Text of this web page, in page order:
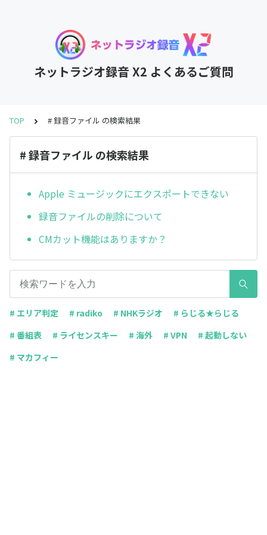
ネットラジオ録音 X2 よくあるご質問
TOP # 録音ファイル の検索結果
# 録音ファイル の検索結果
Apple ミュージックにエクスポートできない
録音ファイルの削除について
CMカット機能はありますか？
# エリア判定 # radiko # NHKラジオ
# らじる★らじる
# 番組表
# ライセンスキー # 海外 # VPN
# 起動しない
# マカフィー